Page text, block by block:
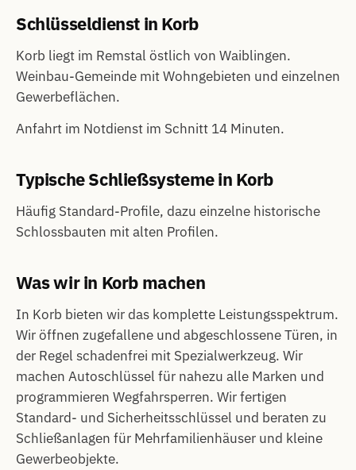
Schlüsseldienst in Korb
Korb liegt im Remstal östlich von Waiblingen.
Weinbau-Gemeinde mit Wohngebieten und einzelnen
Gewerbeflächen.
Anfahrt im Notdienst im Schnitt 14 Minuten.
Typische Schließsysteme in Korb
Häufig Standard-Profile, dazu einzelne historische
Schlossbauten mit alten Profilen.
Was wir in Korb machen
In Korb bieten wir das komplette Leistungsspektrum.
Wir öffnen zugefallene und abgeschlossene Türen, in
der Regel schadenfrei mit Spezialwerkzeug. Wir
machen Autoschlüssel für nahezu alle Marken und
programmieren Wegfahrsperren. Wir fertigen
Standard- und Sicherheitsschlüssel und beraten zu
Schließanlagen für Mehrfamilienhäuser und kleine
Gewerbeobjekte.